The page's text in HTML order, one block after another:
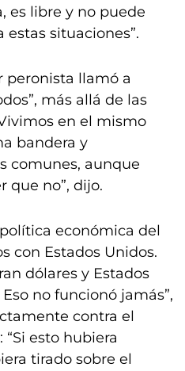
es libre y no puede
situaciones”.
peronista llamó a
más allá de las
en el mismo
bandera y
comunes, aunque
que no”, dijo.
económica del
con Estados Unidos.
dólares y Estados
no funcionó jamás”,
contra el
esto hubiera
tirado sobre el